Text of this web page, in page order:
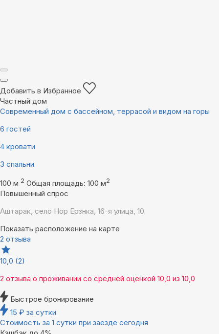
Добавить в Избранное
Частный дом
Современный дом с бассейном, террасой и видом на горы
6 гостей
4 кровати
3 спальни
100 м 2 Общая площадь: 100 м2
Повышенный спрос
Аштарак, село Нор Ерзнка, 16-я улица, 10
Показать расположение на карте
2 отзыва
10,0 (2)
2 отзыва о проживании со средней оценкой 10,0 из 10,0
Быстрое бронирование
15 ₽ за сутки
Стоимость за 1 сутки при заезде сегодня